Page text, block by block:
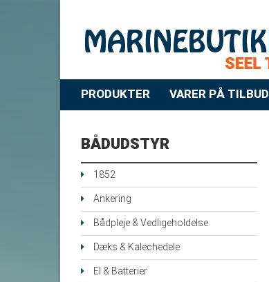
PRODUKTER VARER PÅ TILBUD
BÅDUDSTYR
1852
Ankering
Bådpleje & Vedligeholdelse
Dæks & Kalechedele
El & Batterier